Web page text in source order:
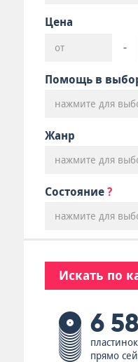
Цена
-
Помощь в
нажмите для
Жанр
нажмите для
Состояние ?
нажмите для
Искать по
6
прямо